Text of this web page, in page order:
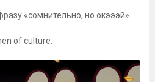
«сомнительно, но окэээй».
of culture.